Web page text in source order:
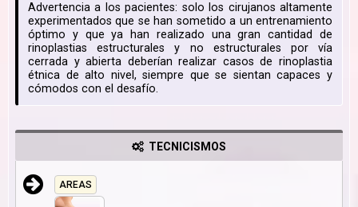
Advertencia a los pacientes: solo los cirujanos altamente
experimentados que se han sometido a un entrenamiento
óptimo y que ya han realizado una gran cantidad de
rinoplastias estructurales y no estructurales por vía
cerrada y abierta deberían realizar casos de rinoplastia
étnica de alto nivel, siempre que se sientan capaces y
cómodos con el desafío.
TECNICISMOS
AREAS